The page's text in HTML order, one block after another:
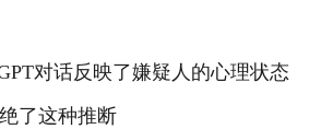
对话反映了嫌疑人的心理状态
了这种推断